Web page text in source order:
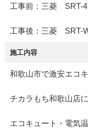
工事前：三菱 SRT-
工事後：三菱 SRT-
施工内容
和歌山市で激安エコ
チカラもち和歌山店
エコキュート・電気